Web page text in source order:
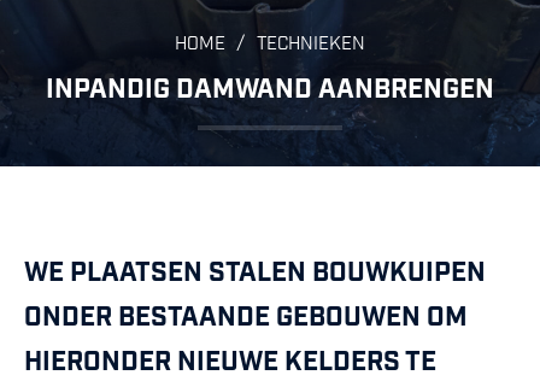
HOME / TECHNIEKEN
INPANDIG DAMWAND AANBRENGEN
WE PLAATSEN STALEN BOUWKUIPEN
ONDER BESTAANDE GEBOUWEN OM
HIERONDER NIEUWE KELDERS TE